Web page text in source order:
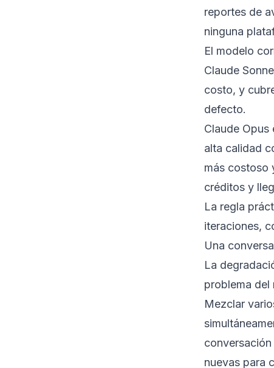
reportes de
ninguna
El modelo
Claude
costo, y
defecto.
Claude Opus
alta calidad
más costoso
créditos y
La regla
iteraciones,
Una
La
problema del
Mezclar
nuevas para